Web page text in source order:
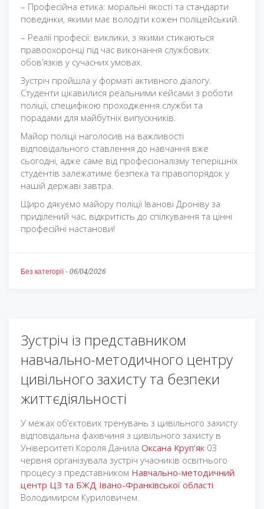
– Професійна етика: моральні якості та стандарти
поведінки, якими має володіти кожен поліцейський.
– Реалії професії: виклики, з якими стикаються
правоохоронці під час виконання службових
обов’язків у сучасних умовах.
Зустріч пройшла у форматі активного діалогу.
Студенти цікавилися реальними кейсами з роботи
поліції, специфікою проходження служби та
порадами для майбутніх випускників.
Майор поліції наголосив на важливості
відповідального ставлення до навчання вже
сьогодні, адже саме від професіоналізму теперішніх
студентів залежатиме безпека та правопорядок у
нашій державі завтра.
Щиро дякуємо майору поліції Іванові Дроніву за
приділений час, відкритість до спілкування та цінні
професійні настанови!
Без категорії- 06/04/2026
Зустріч із представником
навчально-методичного центру
цивільного захисту та безпеки
життєдіяльності
У межах об’єктових тренувань з цивільного захисту
відповідальна фахівчиня з цивільного захисту в
Університеті Короля Данила Оксана Круп’як 03
червня організувала зустріч учасників освітнього
процесу з представником Навчально-методичний
центр ЦЗ та БЖД Івано-Франківської області
Володимиром Куриловичем.